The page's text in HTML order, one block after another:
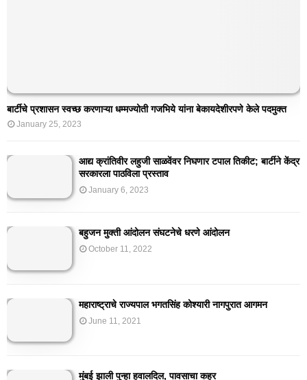
बार्टीचे प्रशासन स्वच्छ करणाऱ्या धम्मज्योती गजभिये यांना बेकायदेशीरपणे केले पदमुक्त
January 25, 2023
आद्य क्रांतिवीर लहुजी साळवेंवर निघणार टपाल तिकीट; बार्टीने केंद्र
सरकारला पाठविला प्रस्ताव
January 6, 2023
बहुजन मुक्ती आंदोलन संघटनेचे धरणे आंदोलन
October 11, 2022
महाराष्ट्राचे राज्यपाल भगतसिंह कोश्यारी नागपुरात आगमन
June 11, 2021
मुंबई झाली पुन्हा हवालदिल, पावसाचा कहर